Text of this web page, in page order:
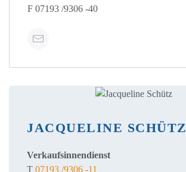
F 07193 /9306 -40
JACQUELINE SCHÜTZ
Verkaufsinnendienst
T 07193 /9306 -11